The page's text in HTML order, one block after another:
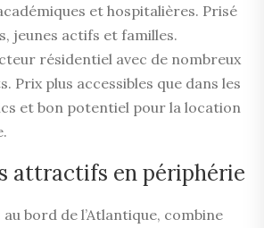
et hospitalières. Prisé
jeunes actifs et familles.
résidentiel avec de nombreux
Prix plus accessibles que dans les
et bon potentiel pour la location
attractifs en périphérie
au bord de l’Atlantique, combine